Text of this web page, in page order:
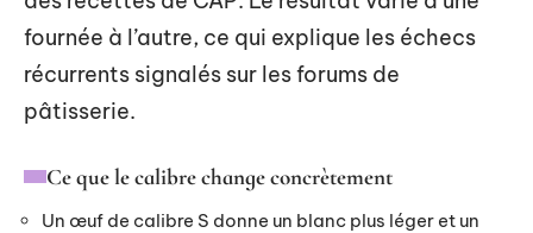
fournée à l’autre, ce qui explique les échecs
récurrents signalés sur les forums de
pâtisserie.
Ce que le calibre change concrètement
Un œuf de calibre S donne un blanc plus léger et un